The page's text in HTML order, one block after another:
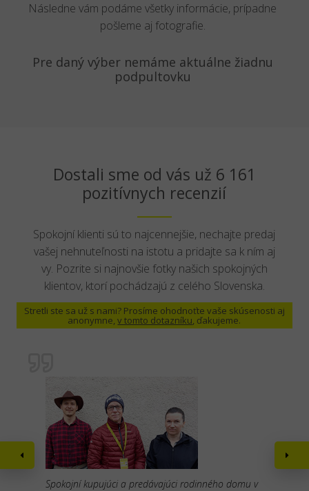
Následne vám podáme všetky informácie, prípadne
pošleme aj fotografie.
Pre daný výber nemáme aktuálne žiadnu
podpultovku
Dostali sme od vás už 6 161
pozitívnych recenzií
Spokojní klienti sú to najcennejšie, nechajte predaj
vašej nehnuteľnosti na istotu a pridajte sa k ním aj
vy. Pozrite si najnovšie fotky našich spokojných
klientov, ktorí pochádzajú z celého Slovenska.
Stretli ste sa už s nami? Prosíme ohodnoťte vaše skúsenosti aj
anonymne,v tomto dotazníku, ďakujeme.
Spokojní kupujúci a predávajúci rodinného domu v